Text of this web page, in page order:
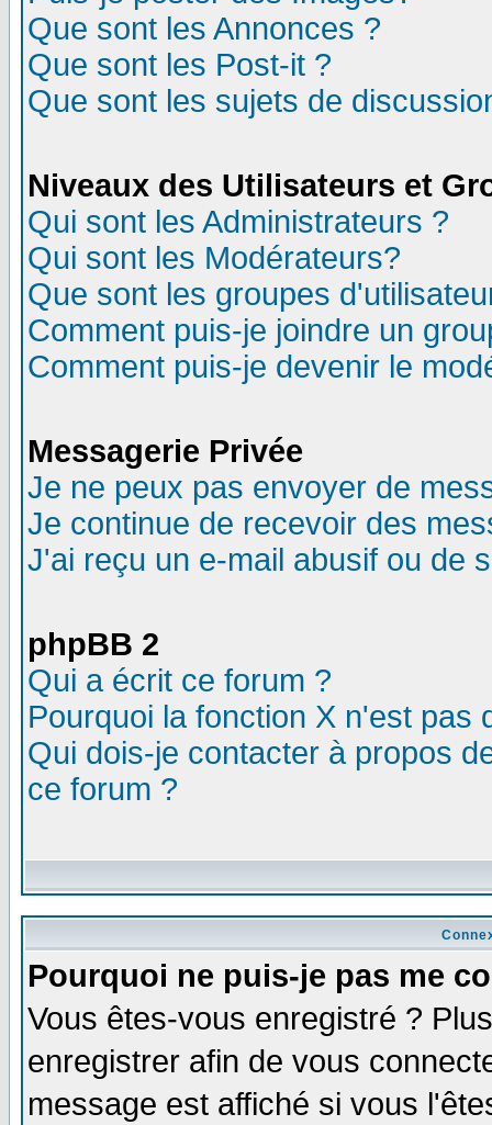
Que sont les Annonces ?
Que sont les Post-it ?
Que sont les sujets de
Niveaux des Utilisateurs et
Qui sont les Administrateurs ?
Qui sont les Modérateurs?
Que sont les groupes
Comment puis-je joindre un
Comment puis-je devenir le
Messagerie Privée
Je ne peux pas envoyer de
Je continue de recevoir des
J'ai reçu un e-mail abusif ou de
phpBB 2
Qui a écrit ce forum ?
Pourquoi la fonction X n'est pas
Qui dois-je contacter à propos
ce forum ?
Pourquoi ne puis-je pas me
Vous êtes-vous enregistré ?
enregistrer afin de vous
message est affiché si vous